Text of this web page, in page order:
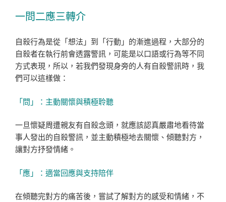
一問二應三轉介
自殺行為是從「想法」到「行動」的漸進過程，大部分的
自殺者在執行前會透露警訊，可能是以口語或行為等不同
方式表現，所以，若我們發現身旁的人有自殺警訊時，我
們可以這樣做：
「問」：主動關懷與積極聆聽
一旦懷疑周遭親友有自殺念頭，就應該認真嚴肅地看待當
事人發出的自殺警訊，並主動積極地去關懷、傾聽對方，
讓對方抒發情緒。
「應」：適當回應與支持陪伴
在傾聽完對方的痛苦後，嘗試了解對方的感受和情緒，不